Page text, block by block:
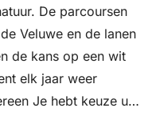
De parcoursen
Veluwe en de lanen
de kans op een wit
elk jaar weer
Je hebt keuze uit